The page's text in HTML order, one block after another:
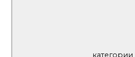
категории